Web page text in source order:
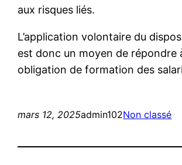
aux risques liés.
L’application volontaire du
est donc un moyen de répondre
obligation de formation des
mars 12, 2025admin102Non classé